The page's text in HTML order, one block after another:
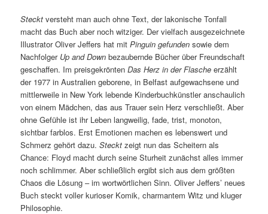
Steckt versteht man auch ohne Text, der lakonische Tonfall
macht das Buch aber noch witziger. Der vielfach ausgezeichnete
Illustrator Oliver Jeffers hat mitPinguin gefunden sowie dem
Nachfolger Up and Down bezaubernde Bücher über Freundschaft
geschaffen. Im preisgekröntenDas Herz in der Flasche erzählt
der 1977 in Australien geborene, in Belfast aufgewachsene und
mittlerweile in New York lebende Kinderbuchkünstler anschaulich
von einem Mädchen, das aus Trauer sein Herz verschließt. Aber
ohne Gefühle ist ihr Leben langweilig, fade, trist, monoton,
sichtbar farblos. Erst Emotionen machen es lebenswert und
Schmerz gehört dazu.Steckt zeigt nun das Scheitern als
Chance: Floyd macht durch seine Sturheit zunächst alles immer
noch schlimmer. Aber schließlich ergibt sich aus dem größten
Chaos die Lösung – im wortwörtlichen Sinn. Oliver Jeffers’ neues
Buch steckt voller kurioser Komik, charmantem Witz und kluger
Philosophie.